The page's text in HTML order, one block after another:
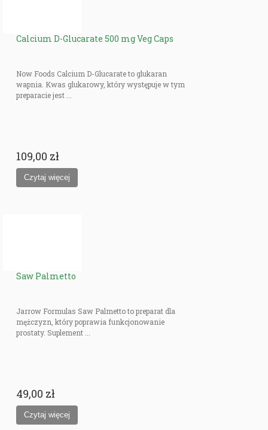
Calcium D-Glucarate 500 mg Veg Caps
Now Foods Calcium D-Glucarate to glukaran
wapnia. Kwas glukarowy, który występuje w tym
preparacie jest ...
109,00 zł
Saw Palmetto
Jarrow Formulas Saw Palmetto to preparat dla
mężczyzn, który poprawia funkcjonowanie
prostaty. Suplement ...
49,00 zł